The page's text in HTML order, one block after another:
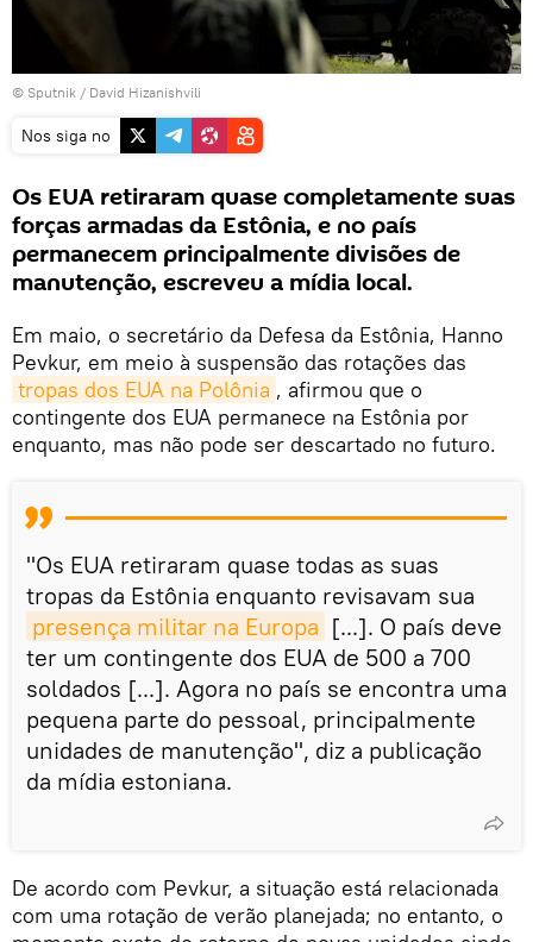
© Sputnik / David Hizanishvili
Nos siga no
Os EUA retiraram quase completamente suas
forças armadas da Estônia, e no país
permanecem principalmente divisões de
manutenção, escreveu a mídia local.
Em maio, o secretário da Defesa da Estônia, Hanno
Pevkur, em meio à suspensão das rotações das
tropas dos EUA na Polônia , afirmou que o
contingente dos EUA permanece na Estônia por
enquanto, mas não pode ser descartado no futuro.
"Os EUA retiraram quase todas as suas
tropas da Estônia enquanto revisavam sua
presença militar na Europa [...]. O país deve
ter um contingente dos EUA de 500 a 700
soldados [...]. Agora no país se encontra uma
pequena parte do pessoal, principalmente
unidades de manutenção", diz a publicação
da mídia estoniana.
De acordo com Pevkur, a situação está relacionada
com uma rotação de verão planejada; no entanto, o